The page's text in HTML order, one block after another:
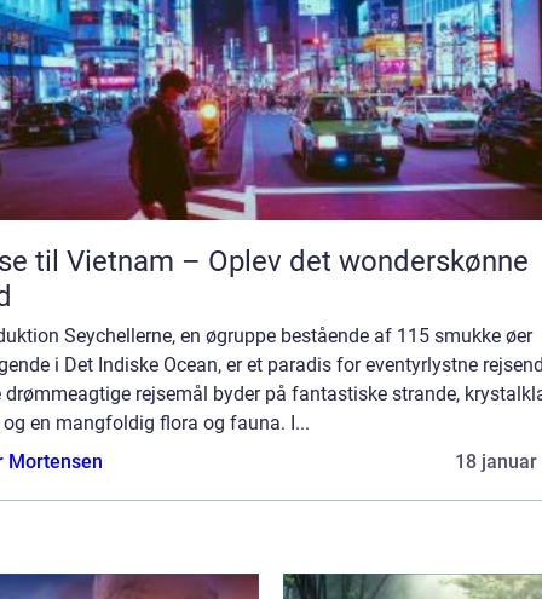
til Vietnam – Oplev det wonderskønne
Seychellerne, en øgruppe bestående af 115 smukke øer
i Det Indiske Ocean, er et paradis for eventyrlystne
drømmeagtige rejsemål byder på fantastiske strande,
en mangfoldig flora og fauna. I...
Mortensen
18 januar